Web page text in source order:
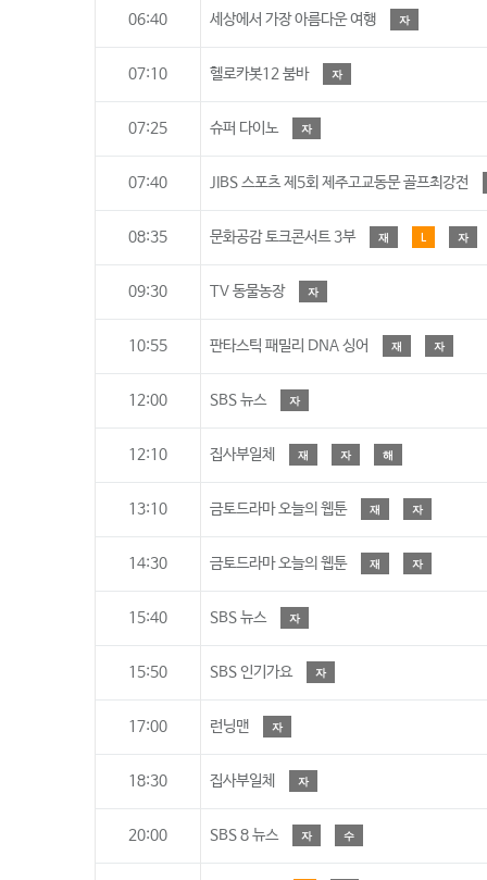
06:40 세상에서 가장 아름다운 여행 자
07:10 헬로카봇12 붐바 자
07:25 슈퍼 다이노 자
07:40 JIBS 스포츠 제5회 제주고교동문 골프최강전
08:35 문화공감 토크콘서트 3부 재 L 자
09:30 TV 동물농장 자
10:55 판타스틱 패밀리 DNA 싱어 재 자
12:00 SBS 뉴스 자
12:10 집사부일체 재 자 해
13:10 금토드라마 오늘의 웹툰 재 자
14:30 금토드라마 오늘의 웹툰 재 자
15:40 SBS 뉴스 자
15:50 SBS 인기가요 자
17:00 런닝맨 자
18:30 집사부일체 자
20:00 SBS 8 뉴스 자 수